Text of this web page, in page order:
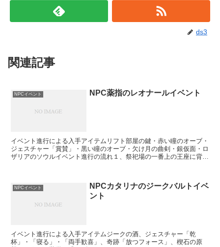
ds3
関連記事
NPCイベント NPC薬指のレオナールイベント
イベント進行による入手アイテムリフト部屋の鍵・赤い瞳のオーブ・
ジェスチャー「賞賛」・黒い瞳のオーブ・欠け月の曲剣・銀仮面・ロ
ザリアのソウルイベント進行の流れ１、祭祀場の一番上の王座に背も
NPCイベント
NPCカタリナのジークバルトイベ
ント
イベント進行による入手アイテムジークの酒、ジェスチャー「乾
杯」・「寝る」・「両手歓喜」、奇跡「放つフォース」、楔石の原